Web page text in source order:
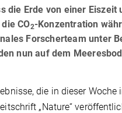
die Erde von einer Eiszeit
CO2-Konzentration
Forscherteam unter
nun auf dem
die in dieser Woche
„Nature“